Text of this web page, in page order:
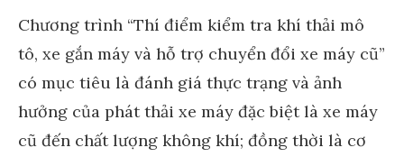
Chương trình “Thí điểm kiểm tra khí thải mô
tô, xe gắn máy và hỗ trợ chuyển đổi xe máy cũ”
có mục tiêu là đánh giá thực trạng và ảnh
hưởng của phát thải xe máy đặc biệt là xe máy
cũ đến chất lượng không khí; đồng thời là cơ